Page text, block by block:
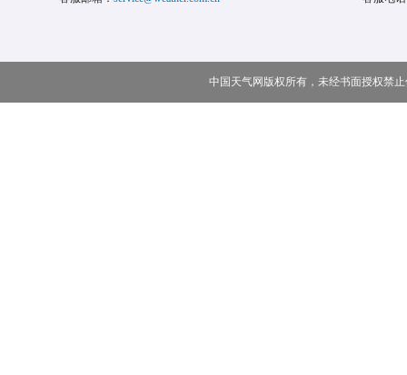
中国天气网版权所有，未经书面授权